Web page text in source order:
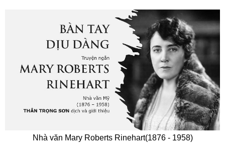
Nhà văn Mary Roberts Rinehart(1876 - 1958)